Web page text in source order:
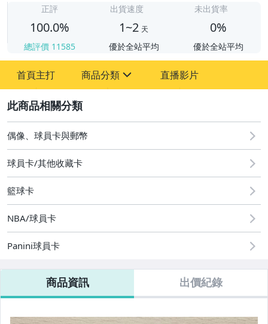
正評
100.0%
總評價 11585
出貨速度
1~2 天
優於全站平均
未出貨率
0%
優於全站平均
首頁主打 商品分類
直購 - NBA PRIZM 新秀 RC
08/07 (五) 結標
08/08 (六) 結標
08/09 (日) 結標
其它
直播影片
偶像、球員卡與郵幣
球員卡/其他收藏卡
籃球卡
NBA/球員卡
Panini球員卡
商品資訊 出價紀錄